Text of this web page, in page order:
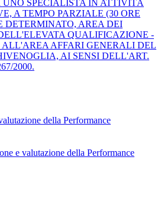
SPECIALISTA IN ATTIVITÀ
A TEMPO PARZIALE (30 ORE
DETERMINATO, AREA DEI
QUALIFICAZIONE -
ALL'AREA AFFARI GENERALI DEL
AI SENSI DELL'ART.
2000.
della Performance
e valutazione della Performance